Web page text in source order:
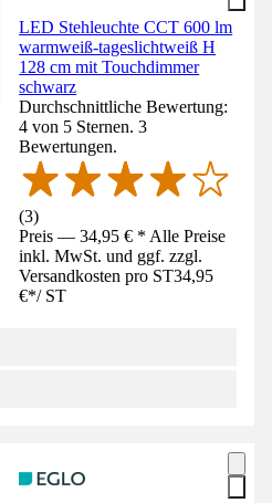
LED Stehleuchte CCT 600 lm
warmweiß-tageslichtweiß H
128 cm mit Touchdimmer
schwarz
Durchschnittliche Bewertung:
4 von 5 Sternen. 3
Bewertungen.
(3)
Preis — 34,95 € * Alle Preise
inkl. MwSt. und ggf. zzgl.
Versandkosten pro ST34,95
€*/ ST